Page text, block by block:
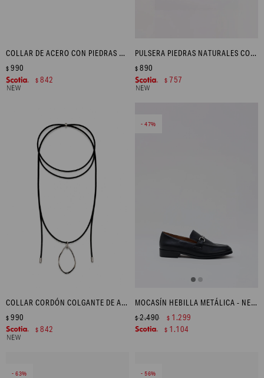
COLLAR DE ACERO CON PIEDRAS NATURALES Y DIJES - DORADO
$ 990
$ 842
PULSERA PIEDRAS NATURALES CON DIJE ACERO - DORADO
$ 890
$ 757
COLLAR CORDÓN COLGANTE DE ACERO - PLATEADO
$ 990
$ 842
47
MOCASÍN HEBILLA METÁLICA - NEGRO
$2.490 $ 1.299
$ 1.104
63 56